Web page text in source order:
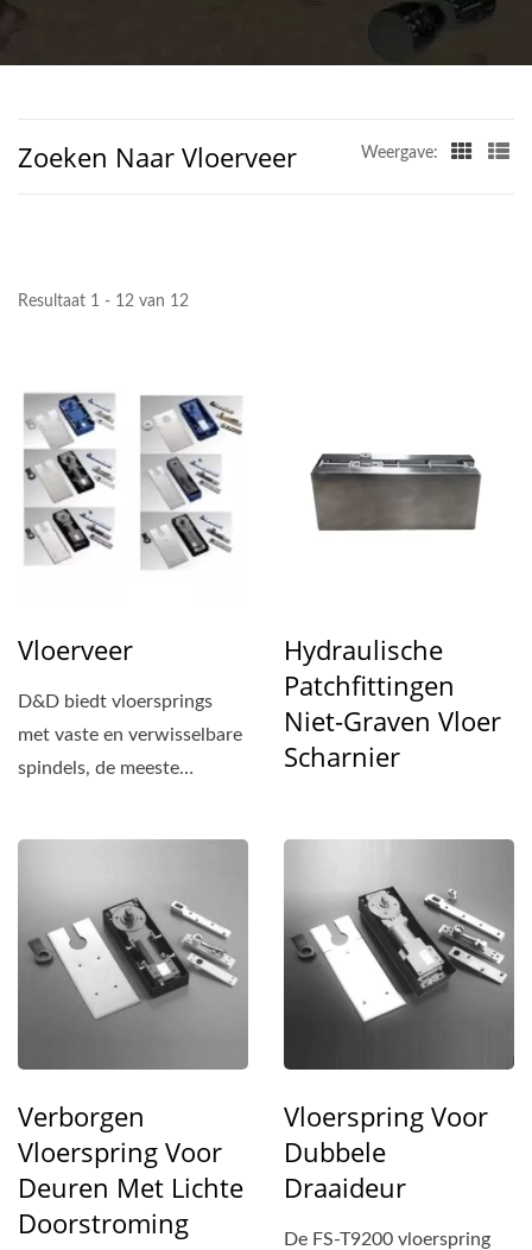
Zoeken Naar Vloerveer Weergave:
Resultaat 1 - 12 van 12
Vloerveer
D&D biedt vloersprings
met vaste en verwisselbare
spindels, de meeste
Hydraulische
Patchfittingen
Niet-Graven Vloer
Scharnier
Verborgen
Vloerspring Voor
Deuren Met Lichte
Doorstroming
Vloerspring Voor
Dubbele
Draaideur
De FS-T9200 vloerspring